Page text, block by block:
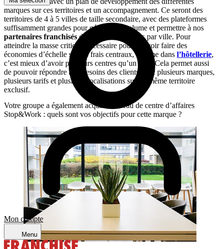
Mon compte
Menu
marques sur ces territoires et un accompagnement. Ce seront des
territoires de 4 à 5 villes de taille secondaire, avec des plateformes
suffisamment grandes pour générer du volume et permettre à nos
partenaires franchisésd’ouvrir 2 à 3 centres par ville. Pour
atteindre la masse critique nécessaire pour pouvoir faire des
économies d’échelle sur les frais centraux, comme dans l’hôtellerie,
c’est mieux d’avoir plusieurs centres qu’un seul. Cela permet aussi
de pouvoir répondre aux besoins des clients avec plusieurs marques,
plusieurs tarifs et plusieurs localisations sur un même territoire
exclusif.
Votre groupe a également acquis le réseau de centre d’affaires
Stop&Work : quels sont vos objectifs pour cette marque ?